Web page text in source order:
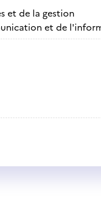
et de la gestion
et de